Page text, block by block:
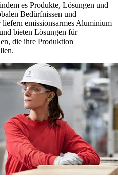
es Produkte, Lösungen und
Bedürfnissen und
emissionsarmes Aluminium
bieten Lösungen für
die ihre Produktion